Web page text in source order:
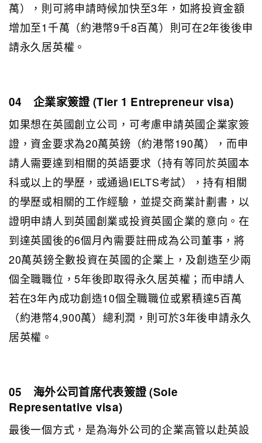
萬），則可將申請時候加快至3年，如將投資金額
增加至1千萬（約港幣9千8百萬）則可在2年後後申
請永久居英權。
04 企業家簽證 (Tier 1 Entrepreneur visa)
如果想在英國創立公司，可考慮申請英國企業家簽
證，資金要求為20萬英鎊（約港幣190萬），而申
請人需要達到相關的英語要求（持有等同於英國本
科或以上的學歷，或通過IELTS考試），持有相關
的學歷或相關的工作經驗，並提交商業計劃書，以
證明申請人到英國創業或投資英國企業的意向。在
到達英國後的6個月內需要註冊成為公司董事，將
20萬英鎊全數投資在英國的企業上，及創造至少兩
個全職職位，5年後即取得永久居英權；而申請人
若在3年內成功創造10個全職職位或累積達5百萬
（約港幣4,900萬）總利潤，則可於3年後申請永久
居英權。
05 海外公司首席代表簽證 (Sole
Representative visa)
最後一個方式，是為海外公司的企業高管以赴英設